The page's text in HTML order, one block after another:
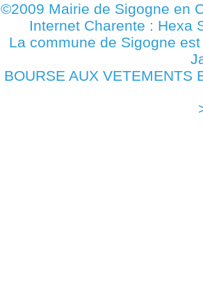
©2009 Mairie de Sigogne en
Internet Charente : Hexa
La commune de Sigogne
BOURSE AUX VETEMENTS